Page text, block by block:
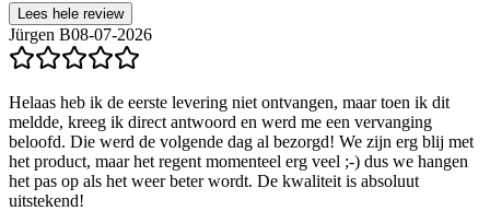
Lees hele review
Jürgen B08-07-2026
Helaas heb ik de eerste levering niet ontvangen, maar toen ik dit
meldde, kreeg ik direct antwoord en werd me een vervanging
beloofd. Die werd de volgende dag al bezorgd! We zijn erg blij met
het product, maar het regent momenteel erg veel ;-) dus we hangen
het pas op als het weer beter wordt. De kwaliteit is absoluut
uitstekend!